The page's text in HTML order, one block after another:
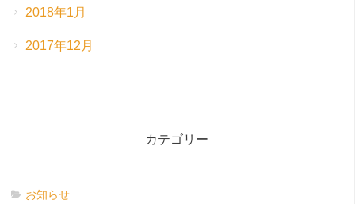
2018年1月
2017年12月
カテゴリー
お知らせ